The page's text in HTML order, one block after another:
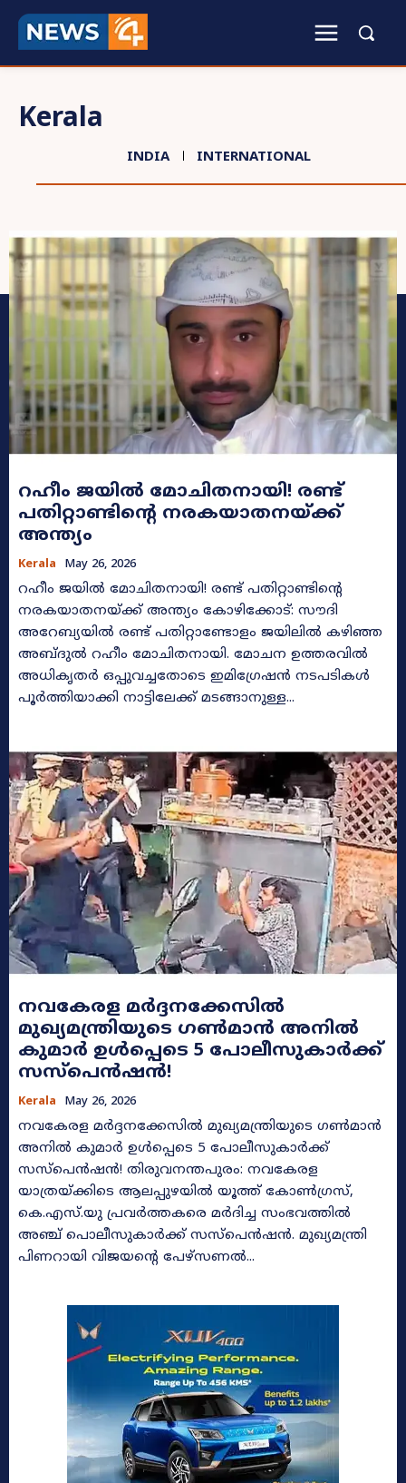
Kerala
INDIA INTERNATIONAL
റഹീം ജയിൽ മോചിതനായി! രണ്ട്
പതിറ്റാണ്ടിന്റെ നരകയാതനയ്ക്ക്
അന്ത്യം
Kerala May 26, 2026
റഹീം ജയിൽ മോചിതനായി! രണ്ട് പതിറ്റാണ്ടിന്റെ
നരകയാതനയ്ക്ക് അന്ത്യം കോഴിക്കോട്: സൗദി
അറേബ്യയിൽ രണ്ട് പതിറ്റാണ്ടോളം ജയിലിൽ കഴിഞ്ഞ
അബ്ദുൽ റഹീം മോചിതനായി. മോചന ഉത്തരവിൽ
അധികൃതർ ഒപ്പുവച്ചതോടെ ഇമിഗ്രേഷൻ നടപടികൾ
പൂർത്തിയാക്കി നാട്ടിലേക്ക് മടങ്ങാനുള്ള...
നവകേരള മർദ്ദനക്കേസിൽ
മുഖ്യമന്ത്രിയുടെ ഗൺമാൻ അനിൽ
കുമാർ ഉൾപ്പെടെ 5 പോലീസുകാർക്ക്
സസ്‌പെൻഷൻ!
Kerala May 26, 2026
നവകേരള മർദ്ദനക്കേസിൽ മുഖ്യമന്ത്രിയുടെ ഗൺമാൻ
അനിൽ കുമാർ ഉൾപ്പെടെ 5 പോലീസുകാർക്ക്
സസ്‌പെൻഷൻ! തിരുവനന്തപുരം: നവകേരള
യാത്രയ്ക്കിടെ ആലപ്പുഴയിൽ യൂത്ത് കോൺഗ്രസ്,
കെ.എസ്.യു പ്രവർത്തകരെ മർദിച്ച സംഭവത്തിൽ
അഞ്ച് പൊലീസുകാർക്ക് സസ്‌പെൻഷൻ. മുഖ്യമന്ത്രി
പിണറായി വിജയന്റെ പേഴ്‌സണൽ...